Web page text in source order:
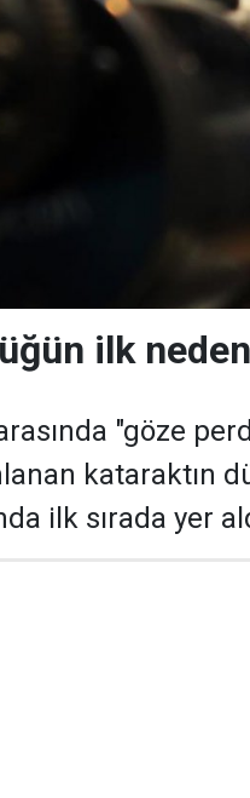
ilk
"göze
kataraktın
ilk sırada yer